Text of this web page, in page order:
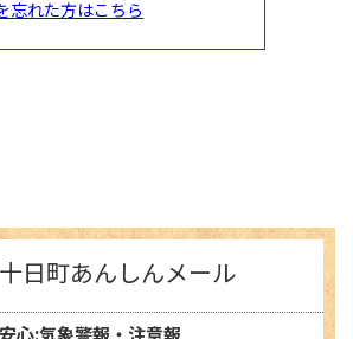
十日町あんしんメール
心:気象警報・注意報